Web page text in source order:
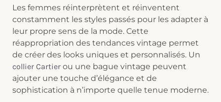
Les femmes réinterprètent et réinventent
constamment les styles passés pour les adapter à
leur propre sens de la mode. Cette
réappropriation des tendances vintage permet
de créer des looks uniques et personnalisés. Un
collier Cartier ou une bague vintage peuvent
ajouter une touche d’élégance et de
sophistication à n’importe quelle tenue moderne.